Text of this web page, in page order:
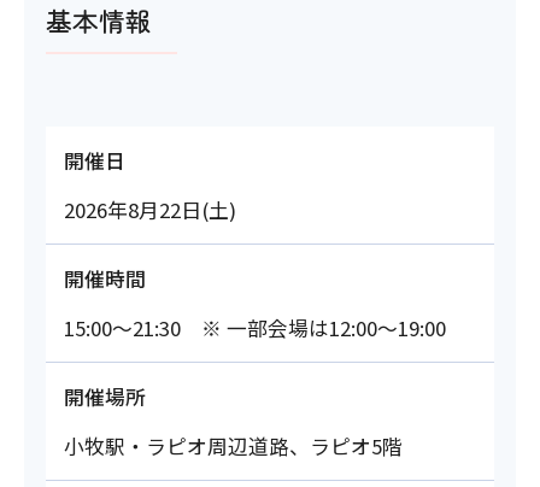
基本情報
開催日
2026年8月22日(土)
開催時間
15:00～21:30 ※ 一部会場は12:00～19:00
開催場所
小牧駅・ラピオ周辺道路、ラピオ5階